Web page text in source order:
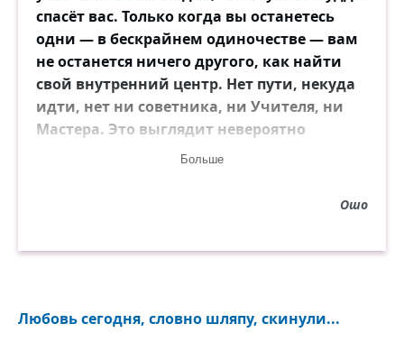
спасёт вас. Только когда вы останетесь
одни — в бескрайнем одиночестве — вам
не останется ничего другого, как найти
свой внутренний центр. Нет пути, некуда
идти, нет ни советника, ни Учителя, ни
Мастера. Это выглядит невероятно
жестоко и сурово, но я делаю это, потому
сделали, не любят и никогда не любили
Больше
Ошо
Любовь сегодня, словно шляпу, скинули...